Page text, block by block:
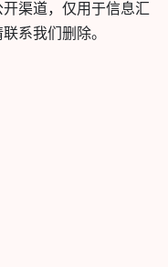
渠道，仅用于信息汇
系我们删除。